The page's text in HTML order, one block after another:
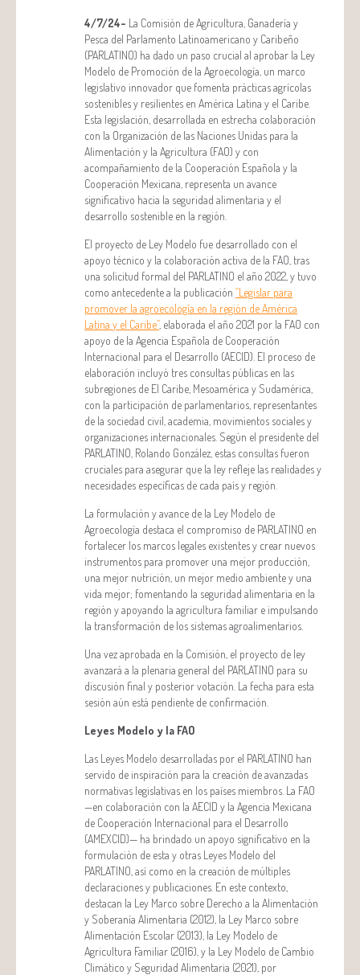
4/7/24- La Comisión de Agricultura, Ganadería y
Pesca del Parlamento Latinoamericano y Caribeño
(PARLATINO) ha dado un paso crucial al aprobar la Ley
Modelo de Promoción de la Agroecología, un marco
legislativo innovador que fomenta prácticas agrícolas
sostenibles y resilientes en América Latina y el Caribe.
Esta legislación, desarrollada en estrecha colaboración
con la Organización de las Naciones Unidas para la
Alimentación y la Agricultura (FAO) y con
acompañamiento de la Cooperación Española y la
Cooperación Mexicana, representa un avance
significativo hacia la seguridad alimentaria y el
desarrollo sostenible en la región.
El proyecto de Ley Modelo fue desarrollado con el
apoyo técnico y la colaboración activa de la FAO, tras
una solicitud formal del PARLATINO el año 2022, y tuvo
como antecedente a la publicación “Legislar para
promover la agroecología en la región de América
Latina y el Caribe”, elaborada el año 2021 por la FAO con
apoyo de la Agencia Española de Cooperación
Internacional para el Desarrollo (AECID). El proceso de
elaboración incluyó tres consultas públicas en las
subregiones de El Caribe, Mesoamérica y Sudamérica,
con la participación de parlamentarios, representantes
de la sociedad civil, academia, movimientos sociales y
organizaciones internacionales. Según el presidente del
PARLATINO, Rolando González, estas consultas fueron
cruciales para asegurar que la ley refleje las realidades y
necesidades específicas de cada país y región.
La formulación y avance de la Ley Modelo de
Agroecología destaca el compromiso de PARLATINO en
fortalecer los marcos legales existentes y crear nuevos
instrumentos para promover una mejor producción,
una mejor nutrición, un mejor medio ambiente y una
vida mejor; fomentando la seguridad alimentaria en la
región y apoyando la agricultura familiar e impulsando
la transformación de los sistemas agroalimentarios.
Una vez aprobada en la Comisión, el proyecto de ley
avanzará a la plenaria general del PARLATINO para su
discusión final y posterior votación. La fecha para esta
sesión aún está pendiente de confirmación.
Leyes Modelo y la FAO
Las Leyes Modelo desarrolladas por el PARLATINO han
servido de inspiración para la creación de avanzadas
normativas legislativas en los países miembros. La FAO
—en colaboración con la AECID y la Agencia Mexicana
de Cooperación Internacional para el Desarrollo
(AMEXCID)— ha brindado un apoyo significativo en la
formulación de esta y otras Leyes Modelo del
PARLATINO, así como en la creación de múltiples
declaraciones y publicaciones. En este contexto,
destacan la Ley Marco sobre Derecho a la Alimentación
y Soberanía Alimentaria (2012), la Ley Marco sobre
Alimentación Escolar (2013), la Ley Modelo de
Agricultura Familiar (2016), y la Ley Modelo de Cambio
Climático y Seguridad Alimentaria (2021), por